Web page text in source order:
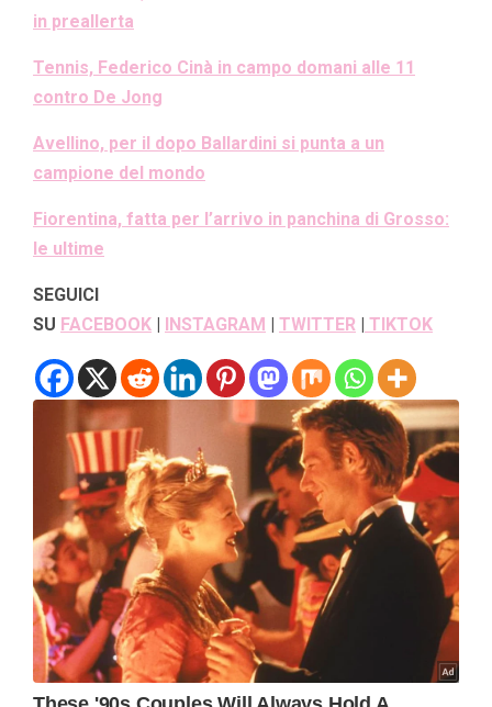
in preallerta
Tennis, Federico Cinà in campo domani alle 11
contro De Jong
Avellino, per il dopo Ballardini si punta a un
campione del mondo
Fiorentina, fatta per l’arrivo in panchina di Grosso:
le ultime
SEGUICI
SU FACEBOOK | INSTAGRAM | TWITTER | TIKTOK